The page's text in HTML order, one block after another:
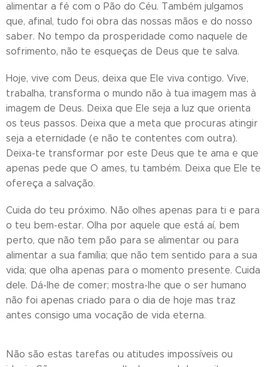
alimentar a fé com o Pão do Céu. Também julgamos
que, afinal, tudo foi obra das nossas mãos e do nosso
saber. No tempo da prosperidade como naquele de
sofrimento, não te esqueças de Deus que te salva.
Hoje, vive com Deus, deixa que Ele viva contigo. Vive,
trabalha, transforma o mundo não à tua imagem mas à
imagem de Deus. Deixa que Ele seja a luz que orienta
os teus passos. Deixa que a meta que procuras atingir
seja a eternidade (e não te contentes com outra).
Deixa-te transformar por este Deus que te ama e que
apenas pede que O ames, tu também. Deixa que Ele te
ofereça a salvação.
Cuida do teu próximo. Não olhes apenas para ti e para
o teu bem-estar. Olha por aquele que está aí, bem
perto, que não tem pão para se alimentar ou para
alimentar a sua família; que não tem sentido para a sua
vida; que olha apenas para o momento presente. Cuida
dele. Dá-lhe de comer; mostra-lhe que o ser humano
não foi apenas criado para o dia de hoje mas traz
antes consigo uma vocação de vida eterna.
Não são estas tarefas ou atitudes impossíveis ou